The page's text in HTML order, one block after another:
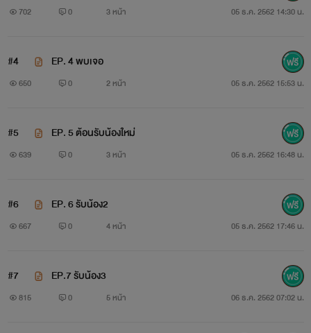
702 0 3 หน้า 05 ธ.ค. 2562 14:30 น.
#4 EP. 4 พบเจอ
650 0 2 หน้า 05 ธ.ค. 2562 15:53 น.
#5 EP. 5 ต้อนรับน้องใหม่
639 0 3 หน้า 05 ธ.ค. 2562 16:48 น.
#6 EP. 6 รับน้อง2
667 0 4 หน้า 05 ธ.ค. 2562 17:46 น.
#7 EP.7 รับน้อง3
815 0 5 หน้า 06 ธ.ค. 2562 07:02 น.